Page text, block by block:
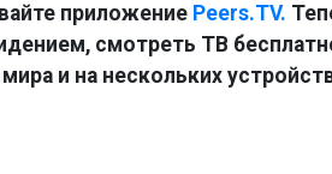
приложение Peers.TV.
смотреть ТВ
и на нескольких